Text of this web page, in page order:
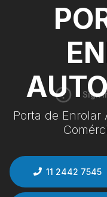
Porta de
11 2442 7545